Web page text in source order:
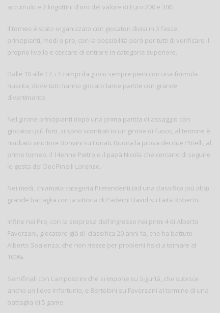
accumulo e 2 lingottini d'oro del valore di Euro 200 e 300.
Il torneo è stato organizzato con giocatori divisi in 3 fasce,
principianti, medi e pro, con la possibilità però per tutti di verificare il
proprio livello e cercare di entrare in categoria superiore.
Dalle 10 alle 17, i 3 campi da gioco sempre pieni con una formula
riuscita, dove tutti hanno giocato tante partite con grande
divertimento.
Nel girone principianti dopo una prima partita di assaggio con
giocatori più forti, si sono scontrati in un girone di fuoco, al termine è
risultato vincitore Bonvini su Lonati. Buona la prova dei due PInelli, al
primo torneo, il 14enne Pietro e il papà Nicola che cercano di seguire
le gesta del Doc Pinelli Lorenzo.
Nei medi, chiamata categoria Pretendenti (ad una classifica più alta)
grande battaglia con la vittoria di Paderni David su Faita Roberto.
Infine nei Pro, con la sorpresa dell'ingresso nei primi 4 di Alberto
Faverzani, giocatore già di classifica 20 anni fa, che ha battuto
Alberto Spalenza, che non riesce per problemi fisici a tornare al
100%.
Semifinali con Campostrini che si impone su Sigurtà, che subisce
anche un lieve infortunio, e Bertoloni su Faverzani al termine di una
battaglia di 5 game.